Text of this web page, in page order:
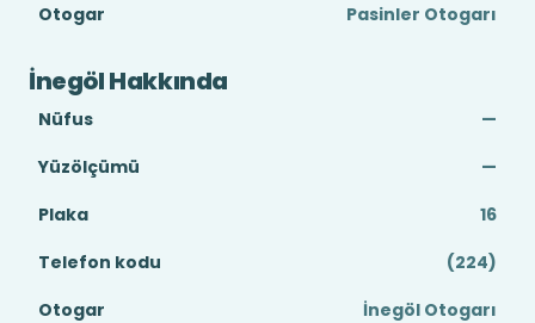
Otogar
Pasinler Otogarı
İnegöl Hakkında
Nüfus
—
Yüzölçümü
—
Plaka
16
Telefon kodu
(224)
Otogar
İnegöl Otogarı